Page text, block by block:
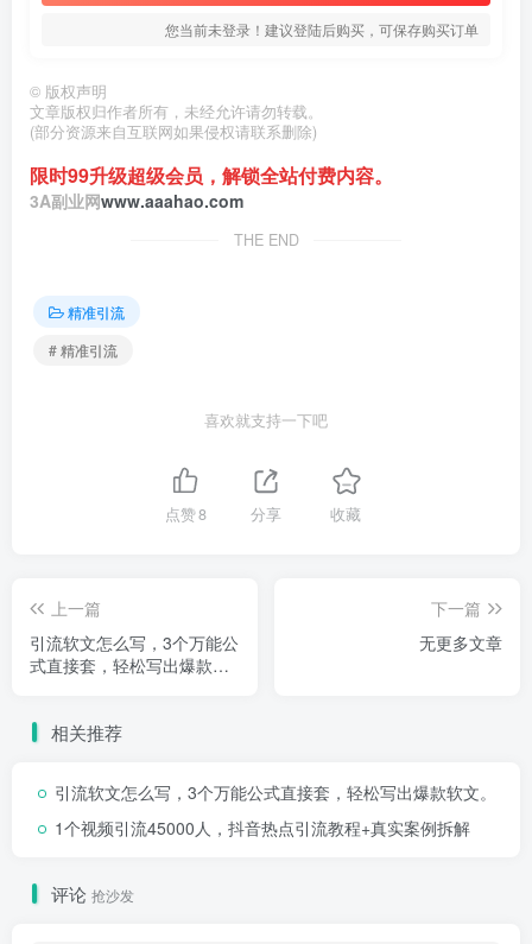
您当前未登录！建议登陆后购买，可保存购买订单
© 版权声明
文章版权归作者所有，未经允许请勿转载。
(部分资源来自互联网如果侵权请联系删除)
限时99升级超级会员，解锁全站付费内容。
3A副业网www.aaahao.com
THE END
精准引流
# 精准引流
喜欢就支持一下吧
点赞8 分享 收藏
上一篇
引流软文怎么写，3个万能公
式直接套，轻松写出爆款软
下一篇
无更多文章
相关推荐
引流软文怎么写，3个万能公式直接套，轻松写出爆款软文。
1个视频引流45000人，抖音热点引流教程+真实案例拆解
评论 抢沙发